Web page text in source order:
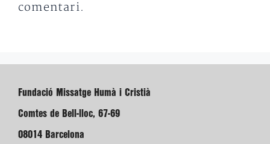
comentari.
Fundació Missatge Humà i Cristià
Comtes de Bell-lloc, 67-69
08014 Barcelona